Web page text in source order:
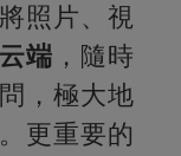
照片、視
端 ，隨時
，極大地
更重要的